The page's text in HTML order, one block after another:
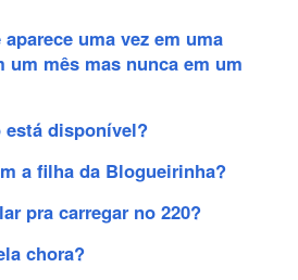
uma vez em uma
um mês mas nunca em um
está disponível?
a filha da Blogueirinha?
pra carregar no 220?
chora?